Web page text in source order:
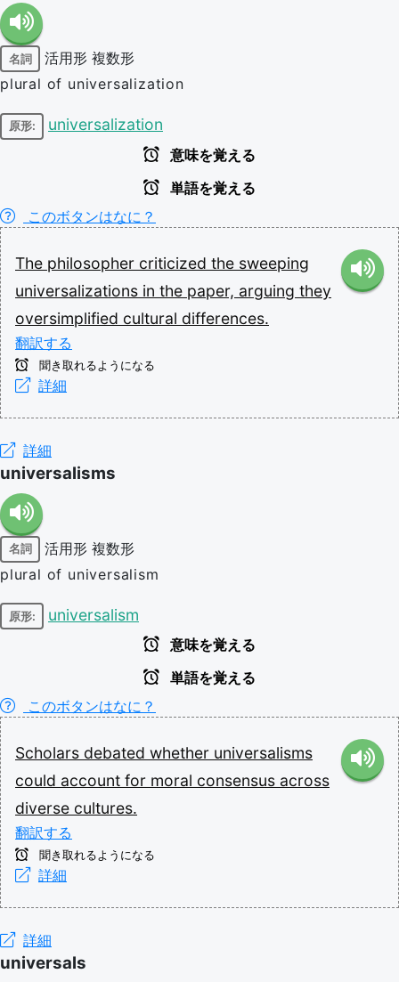
名詞 活用形 複数形
plural of universalization
原形: universalization
意味を覚える
単語を覚える
このボタンはなに？
The philosopher criticized the sweeping
universalizations in the paper, arguing they
oversimplified cultural differences.
翻訳する
聞き取れるようになる
詳細
詳細
universalisms
名詞 活用形 複数形
plural of universalism
原形: universalism
意味を覚える
単語を覚える
このボタンはなに？
Scholars debated whether universalisms
could account for moral consensus across
diverse cultures.
翻訳する
聞き取れるようになる
詳細
詳細
universals